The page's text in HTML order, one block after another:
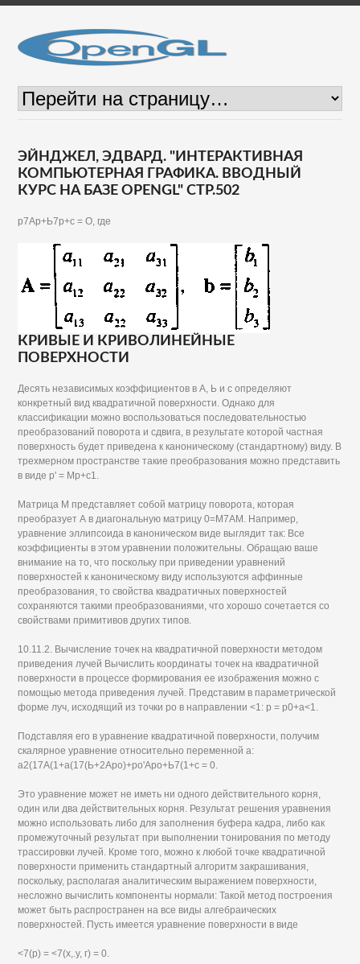
ЭЙНДЖЕЛ, ЭДВАРД. "ИНТЕРАКТИВНАЯ
КОМПЬЮТЕРНАЯ ГРАФИКА. ВВОДНЫЙ
КУРС НА БАЗЕ OPENGL" СТР.502
р7Ар+Ь7р+с = О, где
КРИВЫЕ И КРИВОЛИНЕЙНЫЕ
ПОВЕРХНОСТИ
Десять независимых коэффициентов в А, Ь и с определяют
конкретный вид квадратичной поверхности. Однако для
классификации можно воспользоваться последовательностью
преобразований поворота и сдвига, в результате которой частная
поверхность будет приведена к каноническому (стандартному) виду. В
трехмерном пространстве такие преобразования можно представить
в виде р' = Мр+с1.
Матрица М представляет собой матрицу поворота, которая
преобразует А в диагональную матрицу 0=М7АМ. Например,
уравнение эллипсоида в каноническом виде выглядит так: Все
коэффициенты в этом уравнении положительны. Обращаю ваше
внимание на то, что поскольку при приведении уравнений
поверхностей к каноническому виду используются аффинные
преобразования, то свойства квадратичных поверхностей
сохраняются такими преобразованиями, что хорошо сочетается со
свойствами примитивов других типов.
10.11.2. Вычисление точек на квадратичной поверхности методом
приведения лучей Вычислить координаты точек на квадратичной
поверхности в процессе формирования ее изображения можно с
помощью метода приведения лучей. Представим в параметрической
форме луч, исходящий из точки ро в направлении <1: р = р0+а<1.
Подставляя его в уравнение квадратичной поверхности, получим
скалярное уравнение относительно переменной а:
а2(17А(1+а(17(Ь+2Аро)+ро'Аро+Ь7(1+с = 0.
Это уравнение может не иметь ни одного действительного корня,
один или два действительных корня. Результат решения уравнения
можно использовать либо для заполнения буфера кадра, либо как
промежуточный результат при выполнении тонирования по методу
трассировки лучей. Кроме того, можно к любой точке квадратичной
поверхности применить стандартный алгоритм закрашивания,
поскольку, располагая аналитическим выражением поверхности,
несложно вычислить компоненты нормали: Такой метод построения
может быть распространен на все виды алгебраических
поверхностей. Пусть имеется уравнение поверхности в виде
<7(р) = <7(х,.у, г) = 0.